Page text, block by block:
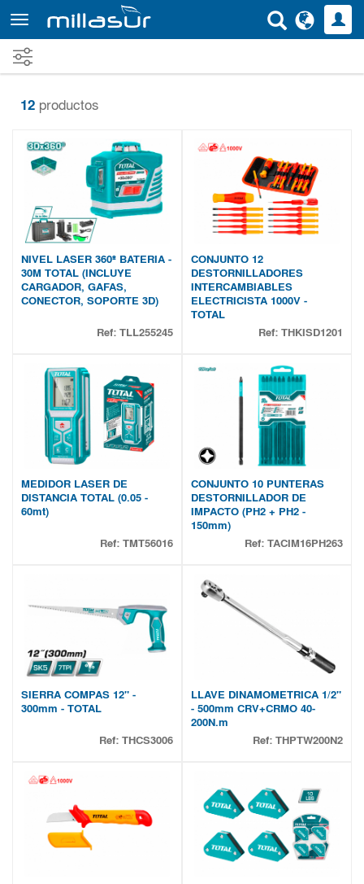
contenido
principal
12 productos
NIVEL LASER 360º BATERIA -
30M TOTAL (INCLUYE
CARGADOR, GAFAS,
CONECTOR, SOPORTE 3D)
Ref: TLL255245
CONJUNTO 12
DESTORNILLADORES
INTERCAMBIABLES
ELECTRICISTA 1000V -
TOTAL
Ref: THKISD1201
MEDIDOR LASER DE
DISTANCIA TOTAL (0.05 -
60mt)
Ref: TMT56016
CONJUNTO 10 PUNTERAS
DESTORNILLADOR DE
IMPACTO (PH2 + PH2 -
150mm)
Ref: TACIM16PH263
SIERRA COMPAS 12" -
300mm - TOTAL
Ref: THCS3006
LLAVE DINAMOMETRICA 1/2"
- 500mm CRV+CRMO 40-
200N.m
Ref: THPTW200N2